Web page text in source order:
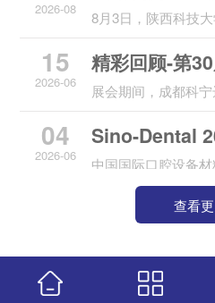
是环地中海区域标
2026-08
科技大学走访
化产学研与人
8月3日，陕西科技
一行十人到访校友
限公司开展走访交
带，共叙校友情、共
新发展。
15
2026-06
精彩回顾-第
备材料展览会
展会期间，成都科
业观众的驻足交流
经销商、义齿加工
印中心以及口腔医
04
2026-06
Sino-Dental
展邀请函
中国国际口腔设备
会，是国内体量最
口腔专业商贸与学
标杆级齿科交流平
查看